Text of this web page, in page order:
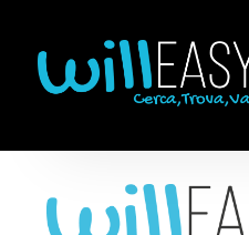
content